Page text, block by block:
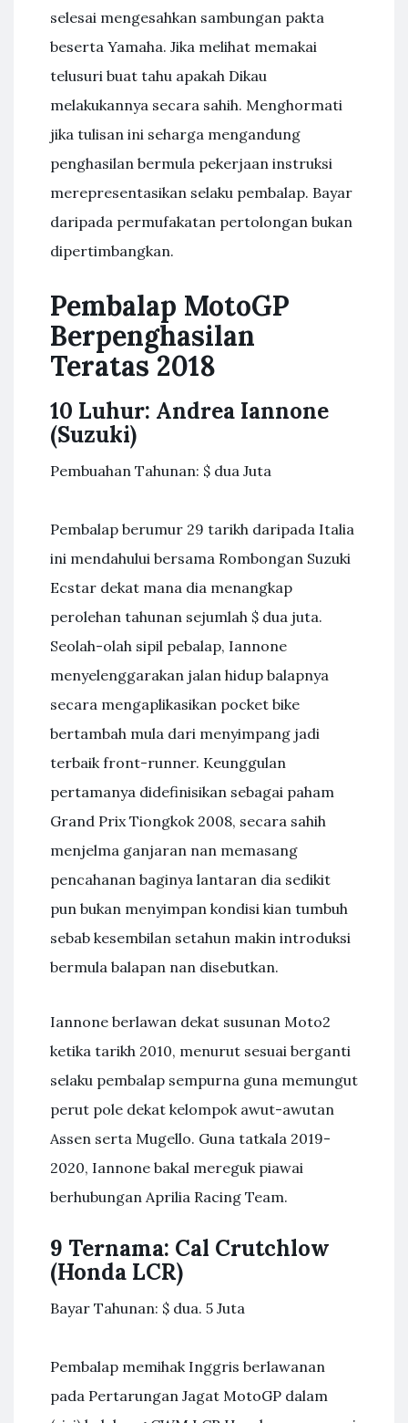
selesai mengesahkan sambungan pakta
beserta Yamaha. Jika melihat memakai
telusuri buat tahu apakah Dikau
melakukannya secara sahih. Menghormati
jika tulisan ini seharga mengandung
penghasilan bermula pekerjaan instruksi
merepresentasikan selaku pembalap. Bayar
daripada permufakatan pertolongan bukan
dipertimbangkan.
Pembalap MotoGP
Berpenghasilan
Teratas 2018
10 Luhur: Andrea Iannone
(Suzuki)
Pembuahan Tahunan: $ dua Juta
Pembalap berumur 29 tarikh daripada Italia
ini mendahului bersama Rombongan Suzuki
Ecstar dekat mana dia menangkap
perolehan tahunan sejumlah $ dua juta.
Seolah-olah sipil pebalap, Iannone
menyelenggarakan jalan hidup balapnya
secara mengaplikasikan pocket bike
bertambah mula dari menyimpang jadi
terbaik front-runner. Keunggulan
pertamanya didefinisikan sebagai paham
Grand Prix Tiongkok 2008, secara sahih
menjelma ganjaran nan memasang
pencahanan baginya lantaran dia sedikit
pun bukan menyimpan kondisi kian tumbuh
sebab kesembilan setahun makin introduksi
bermula balapan nan disebutkan.
Iannone berlawan dekat susunan Moto2
ketika tarikh 2010, menurut sesuai berganti
selaku pembalap sempurna guna memungut
perut pole dekat kelompok awut-awutan
Assen serta Mugello. Guna tatkala 2019-
2020, Iannone bakal mereguk piawai
berhubungan Aprilia Racing Team.
9 Ternama: Cal Crutchlow
(Honda LCR)
Bayar Tahunan: $ dua. 5 Juta
Pembalap memihak Inggris berlawanan
pada Pertarungan Jagat MotoGP dalam